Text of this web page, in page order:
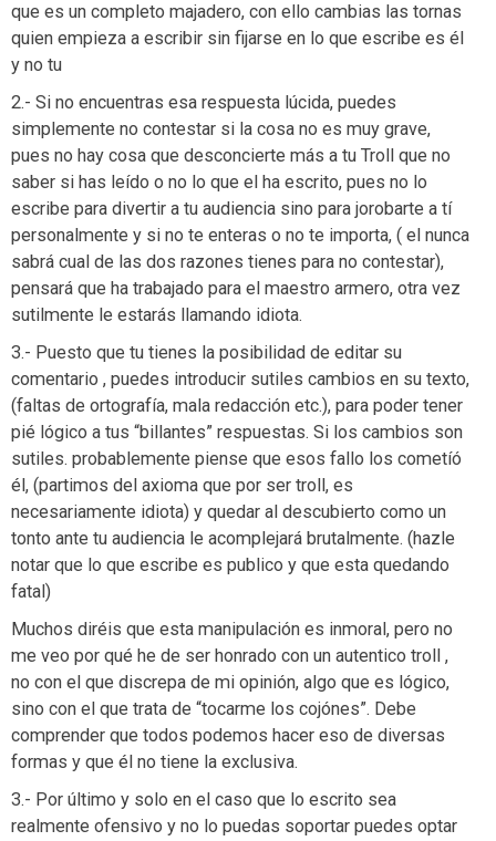
que es un completo majadero, con ello cambias las tornas
quien empieza a escribir sin fijarse en lo que escribe es él
y no tu
2.- Si no encuentras esa respuesta lúcida, puedes
simplemente no contestar si la cosa no es muy grave,
pues no hay cosa que desconcierte más a tu Troll que no
saber si has leído o no lo que el ha escrito, pues no lo
escribe para divertir a tu audiencia sino para jorobarte a tí
personalmente y si no te enteras o no te importa, ( el nunca
sabrá cual de las dos razones tienes para no contestar),
pensará que ha trabajado para el maestro armero, otra vez
sutilmente le estarás llamando idiota.
3.- Puesto que tu tienes la posibilidad de editar su
comentario , puedes introducir sutiles cambios en su texto,
(faltas de ortografía, mala redacción etc.), para poder tener
pié lógico a tus “billantes” respuestas. Si los cambios son
sutiles. probablemente piense que esos fallo los cometíó
él, (partimos del axioma que por ser troll, es
necesariamente idiota) y quedar al descubierto como un
tonto ante tu audiencia le acomplejará brutalmente. (hazle
notar que lo que escribe es publico y que esta quedando
fatal)
Muchos diréis que esta manipulación es inmoral, pero no
me veo por qué he de ser honrado con un autentico troll ,
no con el que discrepa de mi opinión, algo que es lógico,
sino con el que trata de “tocarme los cojónes”. Debe
comprender que todos podemos hacer eso de diversas
formas y que él no tiene la exclusiva.
3.- Por último y solo en el caso que lo escrito sea
realmente ofensivo y no lo puedas soportar puedes optar